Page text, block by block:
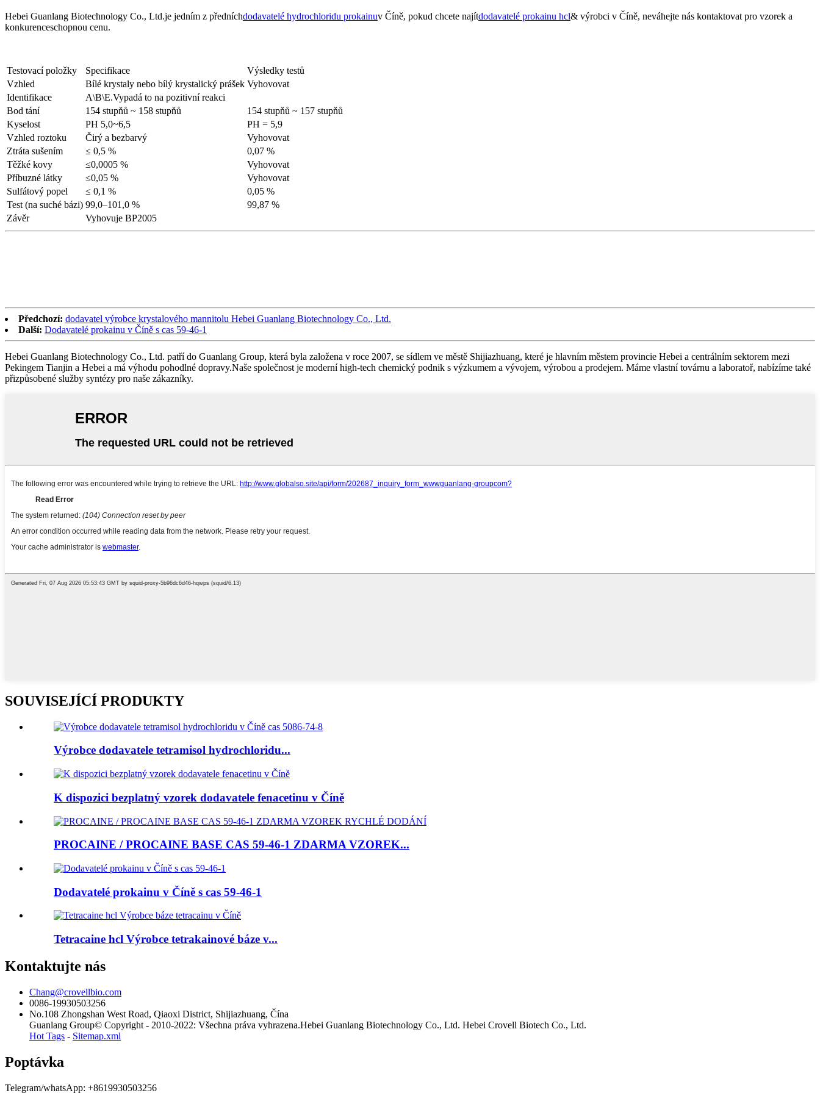
Hebei Guanlang Biotechnology Co., Ltd.je jedním z předníchdodavatelé hydrochloridu prokainuv Číně, pokud chcete najítdodavatelé prokainu hcl& výrobci v Číně, neváhejte nás kontaktovat pro vzorek a
konkurenceschopnou cenu.
Testovací položky Specifikace
Výsledky testů
Vzhled
Bílé krystaly nebo bílý krystalický prášek Vyhovovat
Identifikace
A\B\E.Vypadá to na pozitivní reakci
Bod tání
154 stupňů ~ 158 stupňů
154 stupňů ~ 157 stupňů
Kyselost
PH 5,0~6,5
PH = 5,9
Vzhled roztoku
Čirý a bezbarvý
Vyhovovat
Ztráta sušením
≤ 0,5 %
0,07 %
Těžké kovy
≤0,0005 %
Vyhovovat
Příbuzné látky
≤0,05 %
Vyhovovat
Sulfátový popel
≤ 0,1 %
0,05 %
Test (na suché bázi) 99,0–101,0 %
99,87 %
Závěr
Vyhovuje BP2005
Předchozí: dodavatel výrobce krystalového mannitolu Hebei Guanlang Biotechnology Co., Ltd.
Další: Dodavatelé prokainu v Číně s cas 59-46-1
Hebei Guanlang Biotechnology Co., Ltd. patří do Guanlang Group, která byla založena v roce 2007, se sídlem ve městě Shijiazhuang, které je hlavním městem provincie Hebei a centrálním sektorem mezi
Pekingem Tianjin a Hebei a má výhodu pohodlné dopravy.Naše společnost je moderní high-tech chemický podnik s výzkumem a vývojem, výrobou a prodejem. Máme vlastní továrnu a laboratoř, nabízíme také
přizpůsobené služby syntézy pro naše zákazníky.
SOUVISEJÍCÍ PRODUKTY
Výrobce dodavatele tetramisol hydrochloridu...
K dispozici bezplatný vzorek dodavatele fenacetinu v Číně
PROCAINE / PROCAINE BASE CAS 59-46-1 ZDARMA VZOREK...
Dodavatelé prokainu v Číně s cas 59-46-1
Tetracaine hcl Výrobce tetrakainové báze v...
Kontaktujte nás
Chang@crovellbio.com
0086-19930503256
No.108 Zhongshan West Road, Qiaoxi District, Shijiazhuang, Čína
Guanlang Group© Copyright - 2010-2022: Všechna práva vyhrazena.Hebei Guanlang Biotechnology Co., Ltd. Hebei Crovell Biotech Co., Ltd.
Hot Tags - Sitemap.xml
Poptávka
Telegram/whatsApp: +8619930503256